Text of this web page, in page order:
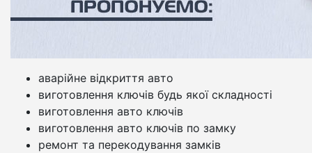
аварійне відкриття авто
виготовлення ключів будь якої складності
виготовлення авто ключів
виготовлення авто ключів по замку
ремонт та перекодування замків